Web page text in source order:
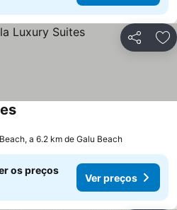
Partilhar
a 6.2 km de Galu Beach
os preços
Ver preços